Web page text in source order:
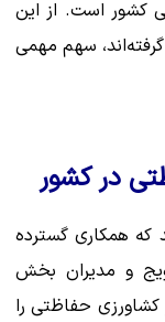
کشور است. از این
سهم مهمی
در کشور
که همکاری گسترده
و مدیران بخش
حفاظتی را